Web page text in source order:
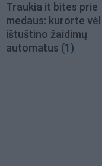
Traukia it bites prie
medaus: kurorte vėl
ištuštino žaidimų
automatus (1)